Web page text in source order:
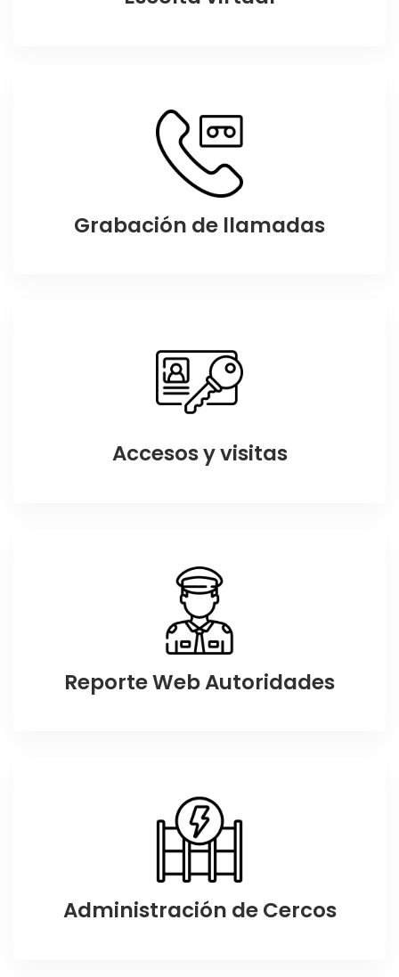
Grabación de llamadas
Accesos y visitas
Reporte Web Autoridades
Administración de Cercos